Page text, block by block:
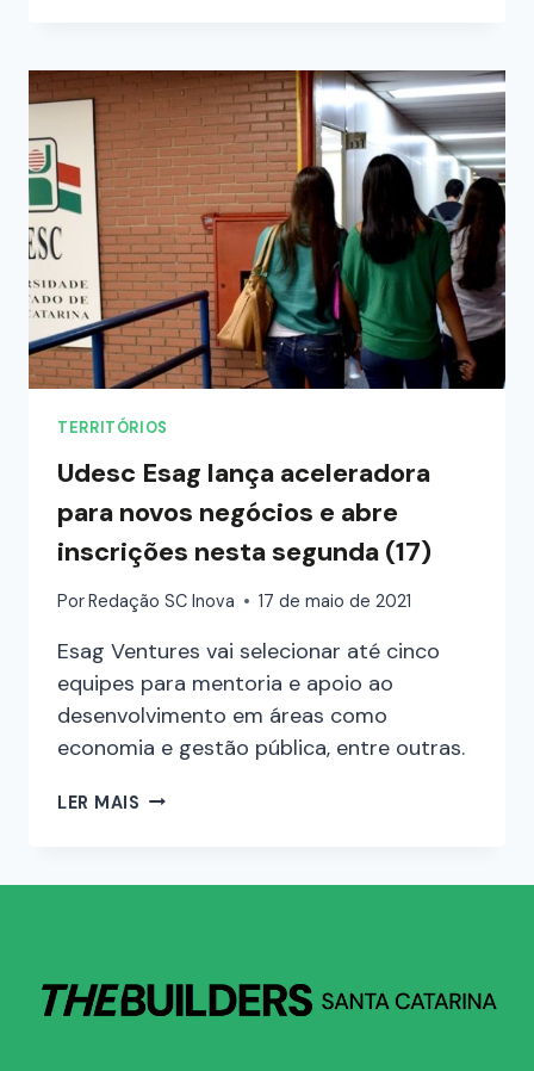
TERRITÓRIOS
Udesc Esag lança aceleradora
para novos negócios e abre
inscrições nesta segunda (17)
PorRedação SC Inova 17 de maio de 2021
Esag Ventures vai selecionar até cinco
equipes para mentoria e apoio ao
desenvolvimento em áreas como
economia e gestão pública, entre outras.
LER MAIS